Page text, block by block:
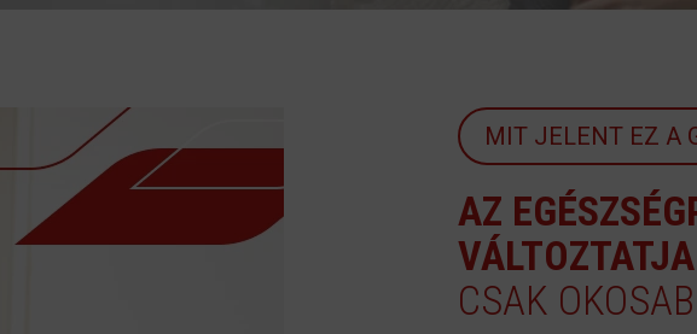
MIT JELENT EZ A
AZ
CSAK